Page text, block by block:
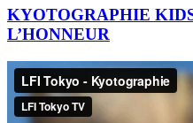
KYOTOGRAPHIE
L’HONNEUR